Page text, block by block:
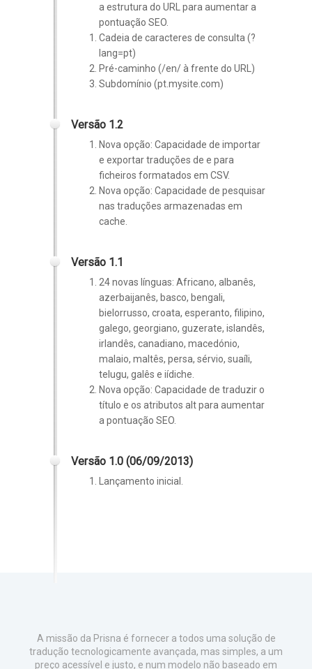
a estrutura do URL para aumentar a
pontuação SEO.
Cadeia de caracteres de consulta (?
lang=pt)
Pré-caminho (/en/ à frente do URL)
Subdomínio (pt.mysite.com)
Versão 1.2
Nova opção: Capacidade de importar
e exportar traduções de e para
ficheiros formatados em CSV.
Nova opção: Capacidade de pesquisar
nas traduções armazenadas em
cache.
Versão 1.1
24 novas línguas: Africano, albanês,
azerbaijanês, basco, bengali,
bielorrusso, croata, esperanto, filipino,
galego, georgiano, guzerate, islandês,
irlandês, canadiano, macedónio,
malaio, maltês, persa, sérvio, suaíli,
telugu, galês e iídiche.
Nova opção: Capacidade de traduzir o
título e os atributos alt para aumentar
a pontuação SEO.
Versão 1.0 (06/09/2013)
Lançamento inicial.
A missão da Prisna é fornecer a todos uma solução de
tradução tecnologicamente avançada, mas simples, a um
preço acessível e justo, e num modelo não baseado em